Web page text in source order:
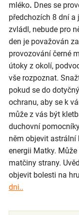
mléko. Dnes se
předchozích 8 dní a
zvládl, nebude pro
den je považován
provozování černé
útoky z okolí,
vše rozpoznat.
pokud se do
ochranu, aby se k
může z vás být
duchovní
něm objevit astrální
energii Matky.
matčiny strany.
objevit bolesti na
dni..